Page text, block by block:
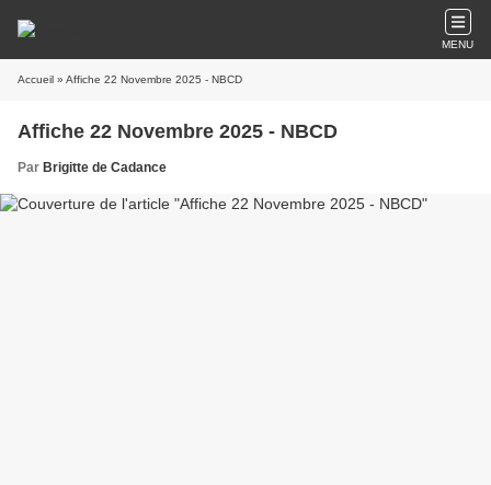
MENU
Accueil » Affiche 22 Novembre 2025 - NBCD
Affiche 22 Novembre 2025 - NBCD
Par Brigitte de Cadance